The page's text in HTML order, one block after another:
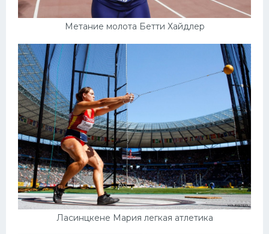
Метание молота Бетти Хайдлер
Ласинцкене Мария легкая атлетика